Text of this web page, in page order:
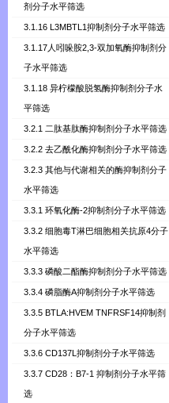
剂分子水平筛选
3.1.16 L3MBTL1抑制剂分子水平筛选
3.1.17人吲哚胺2,3-双加氧酶抑制剂分
子水平筛选
3.1.18 异柠檬酸脱氢酶抑制剂分子水
平筛选
3.2.1 二肽基肽酶抑制剂分子水平筛选
3.2.2 去乙酰化酶抑制剂分子水平筛选
3.2.3 其他与代谢相关的酶抑制剂分子
水平筛选
3.3.1 环氧化酶-2抑制剂分子水平筛选
3.3.2 细胞毒T淋巴细胞相关抗原4分子
水平筛选
3.3.3 磷酸二酯酶抑制剂分子水平筛选
3.3.4 磷脂酶A抑制剂分子水平筛选
3.3.5 BTLA:HVEM TNFRSF14抑制剂
分子水平筛选
3.3.6 CD137L抑制剂分子水平筛选
3.3.7 CD28：B7-1 抑制剂分子水平筛
选